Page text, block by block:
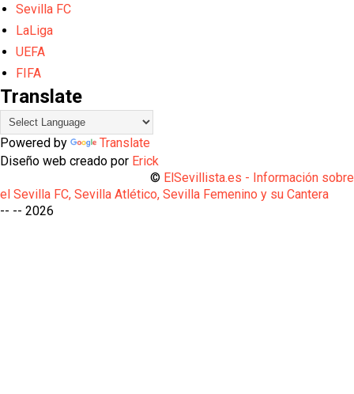
Sevilla FC
LaLiga
UEFA
FIFA
Translate
Powered by
Translate
Diseño web creado por Erick
© ElSevillista.es - Información sobre
el Sevilla FC, Sevilla Atlético, Sevilla Femenino y su Cantera
-- -- 2026